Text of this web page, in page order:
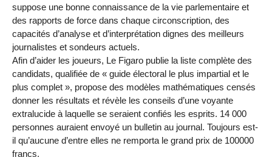
suppose une bonne connaissance de la vie parlementaire et
des rapports de force dans chaque circonscription, des
capacités d’analyse et d’interprétation dignes des meilleurs
journalistes et sondeurs actuels.
Afin d’aider les joueurs, Le Figaro publie la liste complète des
candidats, qualifiée de « guide électoral le plus impartial et le
plus complet », propose des modèles mathématiques censés
donner les résultats et révèle les conseils d’une voyante
extralucide à laquelle se seraient confiés les esprits. 14 000
personnes auraient envoyé un bulletin au journal. Toujours est-
il qu’aucune d’entre elles ne remporta le grand prix de 100000
francs.